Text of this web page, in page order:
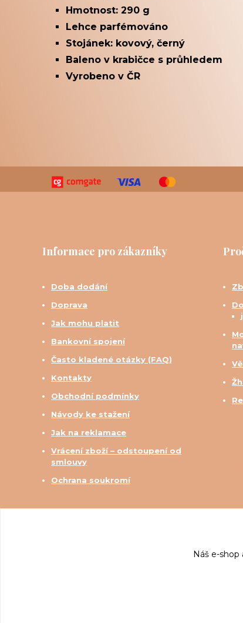
Hmotnost: 290 g
Lehce parfémováno
Stojánek: kovový, černý
Baleno v krabičce s průhledem
Vyrobeno v ČR
Informace pro zákazníky
Doba dodání
Doprava
Jak mohu platit
Bankovní spojení
Často kladené otázky (FAQ)
Kontakty
Obchodní podmínky
Návody ke stažení
Jak na reklamace
Vrácení zboží – odstoupení od
smlouvy
Ochrana soukromí
Náš e-shop